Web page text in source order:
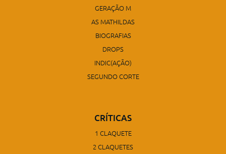
GERAÇÃO M
AS MATHILDAS
BIOGRAFIAS
DROPS
INDIC(AÇÃO)
SEGUNDO CORTE
CRÍTICAS
1 CLAQUETE
2 CLAQUETES